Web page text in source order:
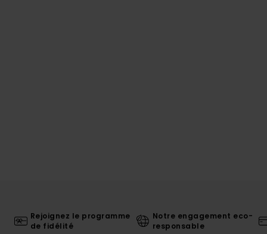
Rejoignez le programme
de fidélité
Notre engagement eco-
responsable